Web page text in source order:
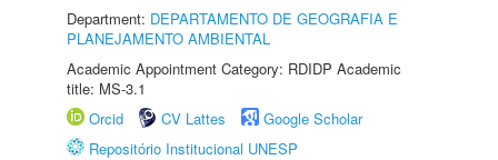
Department: DEPARTAMENTO DE GEOGRAFIA E
PLANEJAMENTO AMBIENTAL
Academic Appointment Category: RDIDP Academic
title: MS-3.1
Orcid
CV Lattes
Google Scholar
Repositório Institucional UNESP